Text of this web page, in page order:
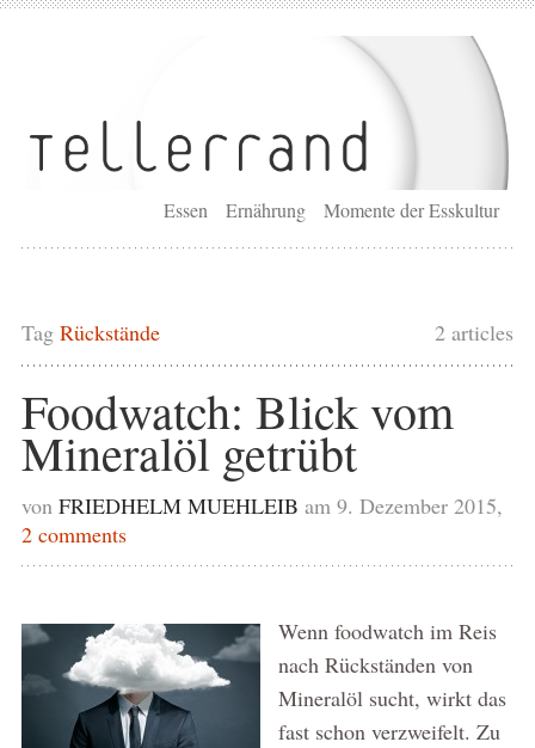
Essen Ernährung Momente der Esskultur
2 articles
Tag Rückstände
Foodwatch: Blick vom
Mineralöl getrübt
von FRIEDHELM MUEHLEIB am 9. Dezember 2015,
2 comments
Wenn foodwatch im Reis
nach Rückständen von
Mineralöl sucht, wirkt das
fast schon verzweifelt. Zu